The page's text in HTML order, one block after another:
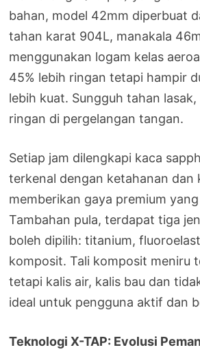
bahan, model 42mm diperbuat
tahan karat 904L, manakala
menggunakan logam kelas
45% lebih ringan tetapi hampir
lebih kuat. Sungguh tahan
ringan di pergelangan tangan.
Setiap jam dilengkapi kaca
terkenal dengan ketahanan dan
memberikan gaya premium
Tambahan pula, terdapat tiga
boleh dipilih: titanium,
komposit. Tali komposit meniru
tetapi kalis air, kalis bau dan
ideal untuk pengguna aktif dan
Teknologi X-TAP: Evolusi